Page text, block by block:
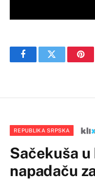
FacebookTwitter
REPUBLIKA SRPSKA
Sačekuša
napadaču